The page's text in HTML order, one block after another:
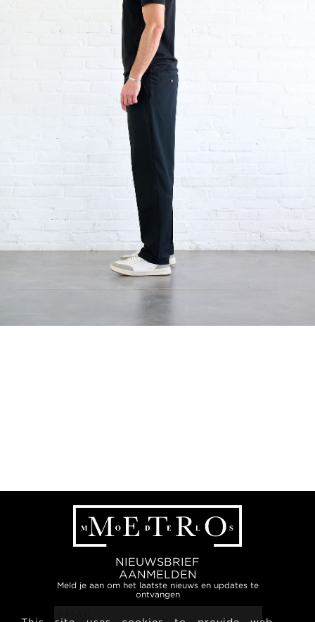
NIEUWSBRIEF
AANMELDEN
Meld je aan om het laatste nieuws en updates te
ontvangen